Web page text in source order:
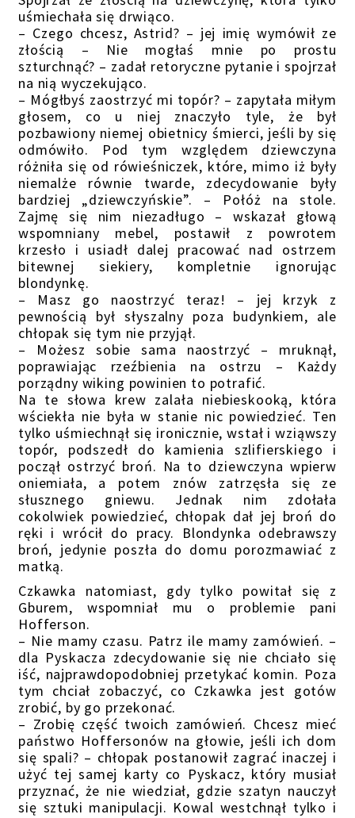
uśmiechała się drwiąco.
– Czego chcesz, Astrid? – jej imię wymówił ze
złością – Nie mogłaś mnie po prostu
szturchnąć? – zadał retoryczne pytanie i spojrzał
na nią wyczekująco.
– Mógłbyś zaostrzyć mi topór? – zapytała miłym
głosem, co u niej znaczyło tyle, że był
pozbawiony niemej obietnicy śmierci, jeśli by się
odmówiło. Pod tym względem dziewczyna
różniła się od rówieśniczek, które, mimo iż były
niemalże równie twarde, zdecydowanie były
bardziej „dziewczyńskie”. – Połóż na stole.
Zajmę się nim niezadługo – wskazał głową
wspomniany mebel, postawił z powrotem
krzesło i usiadł dalej pracować nad ostrzem
bitewnej siekiery, kompletnie ignorując
blondynkę.
– Masz go naostrzyć teraz! – jej krzyk z
pewnością był słyszalny poza budynkiem, ale
chłopak się tym nie przyjął.
– Możesz sobie sama naostrzyć – mruknął,
poprawiając rzeźbienia na ostrzu – Każdy
porządny wiking powinien to potrafić.
Na te słowa krew zalała niebieskooką, która
wściekła nie była w stanie nic powiedzieć. Ten
tylko uśmiechnął się ironicznie, wstał i wziąwszy
topór, podszedł do kamienia szlifierskiego i
począł ostrzyć broń. Na to dziewczyna wpierw
oniemiała, a potem znów zatrzęsła się ze
słusznego gniewu. Jednak nim zdołała
cokolwiek powiedzieć, chłopak dał jej broń do
ręki i wrócił do pracy. Blondynka odebrawszy
broń, jedynie poszła do domu porozmawiać z
matką.
Czkawka natomiast, gdy tylko powitał się z
Gburem, wspomniał mu o problemie pani
Hofferson.
– Nie mamy czasu. Patrz ile mamy zamówień. –
dla Pyskacza zdecydowanie się nie chciało się
iść, najprawdopodobniej przetykać komin. Poza
tym chciał zobaczyć, co Czkawka jest gotów
zrobić, by go przekonać.
– Zrobię część twoich zamówień. Chcesz mieć
państwo Hoffersonów na głowie, jeśli ich dom
się spali? – chłopak postanowił zagrać inaczej i
użyć tej samej karty co Pyskacz, który musiał
przyznać, że nie wiedział, gdzie szatyn nauczył
się sztuki manipulacji. Kowal westchnął tylko i